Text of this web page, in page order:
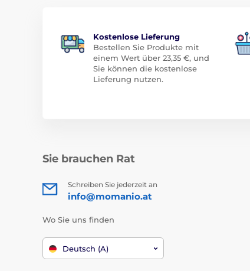
Kostenlose Lieferung
Bestellen Sie Produkte mit
einem Wert über 23,35 €, und
Sie können die kostenlose
Lieferung nutzen.
Sie brauchen Rat
Schreiben Sie jederzeit an
info@momanio.at
Wo Sie uns finden
Deutsch (A)